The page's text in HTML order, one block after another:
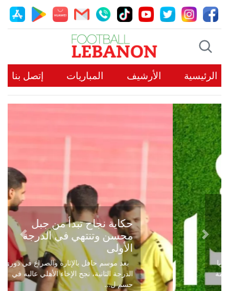
الرئيسية الأرشيف المباريات إتصل بنا
حكاية نجاح تبدأ من جبل
محسن وتنتهي في الدرجة
الأولى
بعد موسم حافل بالإثارة والصراع في دوري
الدرجة الثانية، نجح الإخاء الأهلي عاليه في
حسم ل...
Previous
Next